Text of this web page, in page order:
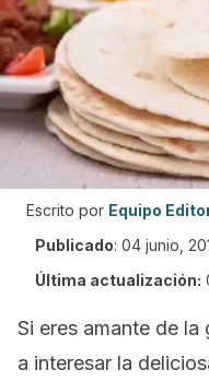
Escrito por Equipo
Publicado: 04 junio,
Última actualización:
Si eres amante de
a interesar la